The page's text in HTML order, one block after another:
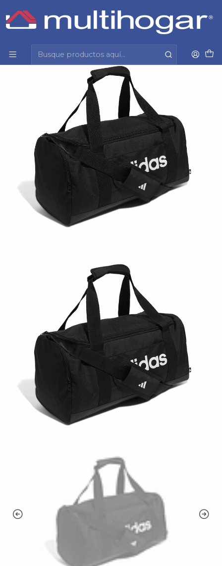
Inicio Accesorios
Bolso
Bolso Linear Duffel S Training Adidas Je8343 Negro